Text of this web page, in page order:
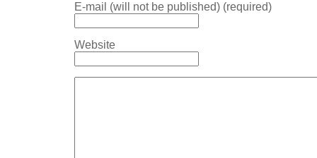
E-mail (will not be published) (required)
Website